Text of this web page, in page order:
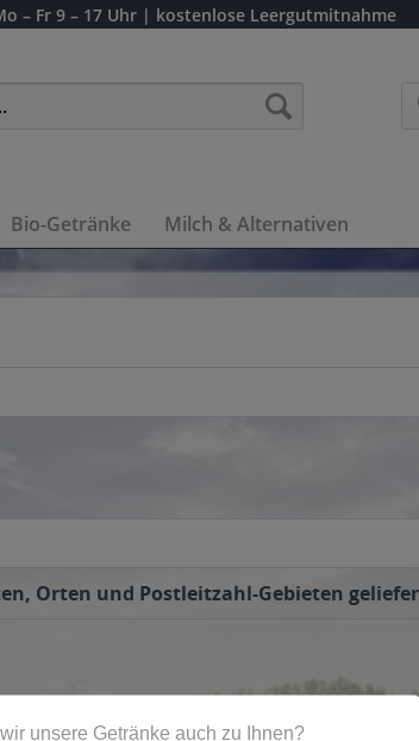
– Fr 9 – 17 Uhr | kostenlose Leergutmitnahme
Bio-Getränke Milch & Alternativen
Orten und Postleitzahl-Gebieten